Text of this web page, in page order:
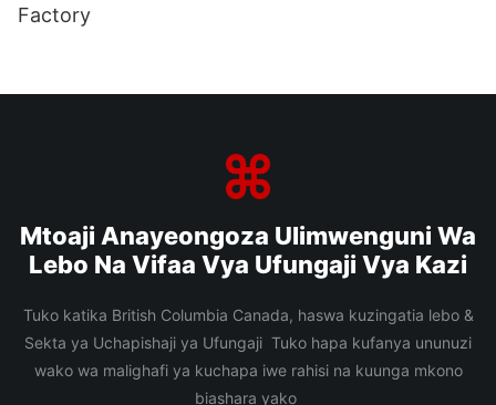
Factory
Mtoaji Anayeongoza Ulimwenguni Wa
Lebo Na Vifaa Vya Ufungaji Vya Kazi
Tuko katika British Columbia Canada, haswa kuzingatia lebo &
Sekta ya Uchapishaji ya Ufungaji Tuko hapa kufanya ununuzi
wako wa malighafi ya kuchapa iwe rahisi na kuunga mkono
biashara yako